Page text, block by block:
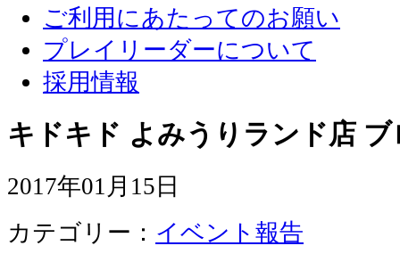
ご利用にあたってのお願い
プレイリーダーについて
採用情報
キドキド よみうりランド店 ブ
2017年01月15日
カテゴリー： イベント報告